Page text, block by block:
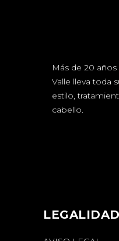
Más de 20
Valle lleva toda
estilo,
cabello.
LEGALIDAD